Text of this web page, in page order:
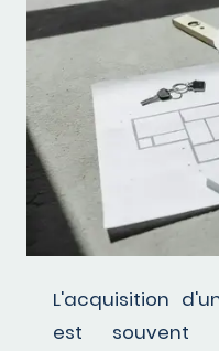
L'acquisition
est souvent